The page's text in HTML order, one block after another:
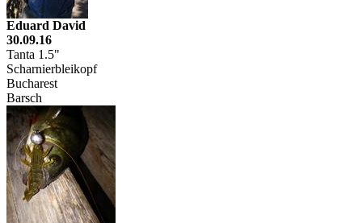
Eduard David
30.09.16
Tanta 1.5"
Scharnierbleikopf
Bucharest
Barsch